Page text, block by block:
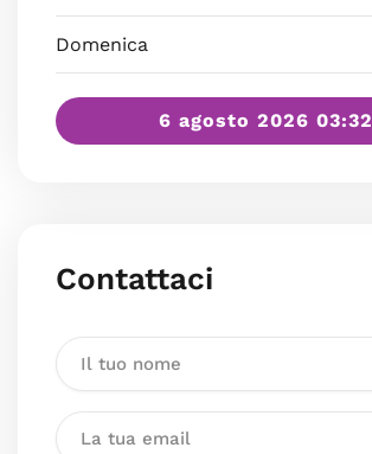
Domenica
6 agosto 2026 03:32
Contattaci